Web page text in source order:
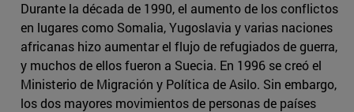
Durante la década de 1990, el aumento de los conflictos
en lugares como Somalia, Yugoslavia y varias naciones
africanas hizo aumentar el flujo de refugiados de guerra,
y muchos de ellos fueron a Suecia. En 1996 se creó el
Ministerio de Migración y Política de Asilo. Sin embargo,
los dos mayores movimientos de personas de países